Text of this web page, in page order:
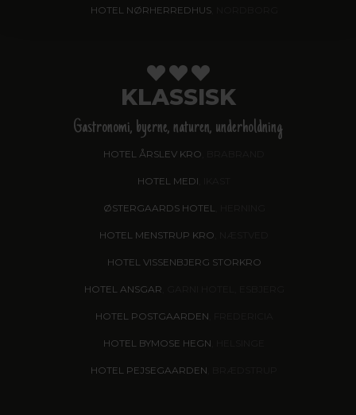
HOTEL NØRHERREDHUS, NORDBORG
KLASSISK
Gastronomi, byerne, naturen, underholdning
HOTEL ÅRSLEV KRO
HOTEL MEDI
ØSTERGAARDS HOTEL, HERNING
HOTEL MENSTRUP KRO
HOTEL VISSENBJERG STORKRO
HOTEL ANSGAR
HOTEL POSTGAARDEN
HOTEL BYMOSE HEGN
HOTEL PEJSEGAARDEN